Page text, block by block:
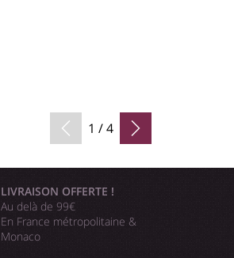
1 / 4
LIVRAISON OFFERTE !
Au delà de 99€
En France métropolitaine &
Monaco